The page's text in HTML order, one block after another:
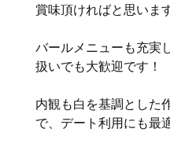
賞味頂ければと思います
バールメニューも充実
扱いでも大歓迎です！
内観も白を基調とした
で、デート利用にも最